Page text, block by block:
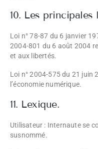
10. Les principales
Loi n° 78-87 du 6 janvier
2004-801 du 6 août 2004
et aux libertés.
Loi n° 2004-575 du 21 juin
l’économie numérique.
11. Lexique.
Utilisateur : Internaute se
susnommé.